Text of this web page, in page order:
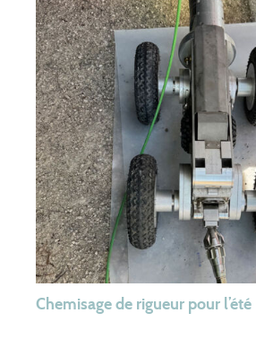
Chemisage de rigueur pour l’été